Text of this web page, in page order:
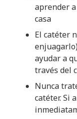
aprender
casa
El catéter
ayudar a
través del
Nunca
catéter. Si